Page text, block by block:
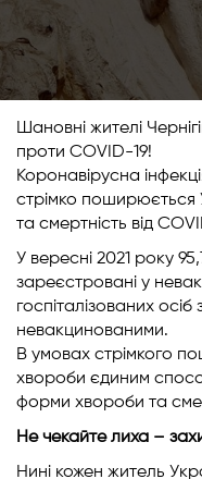
Шановні жителі
проти COVID-19!
Коронавірусна
стрімко поширюється
та смертність від
У вересні 2021 року
зареєстровані у
госпіталізованих
невакцинованими.
В умовах стрімкого
хвороби єдиним
форми хвороби та
Не чекайте лиха –
Нині кожен житель